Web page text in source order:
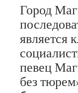
Город
является
певец
без